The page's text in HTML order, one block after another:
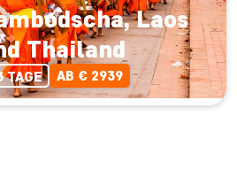
Laos
Thailand
TAGE AB € 2939